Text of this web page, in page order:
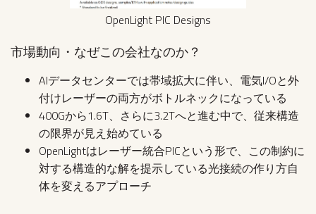
OpenLight PIC Designs
市場動向・なぜこの会社なのか？
AIデータセンターでは帯域拡大に伴い、電気I/Oと外
付けレーザーの両方がボトルネックになっている
400Gから1.6T、さらに3.2Tへと進む中で、従来構造
の限界が見え始めている
OpenLightはレーザー統合PICという形で、この制約に
対する構造的な解を提示している光接続の作り方自
体を変えるアプローチ